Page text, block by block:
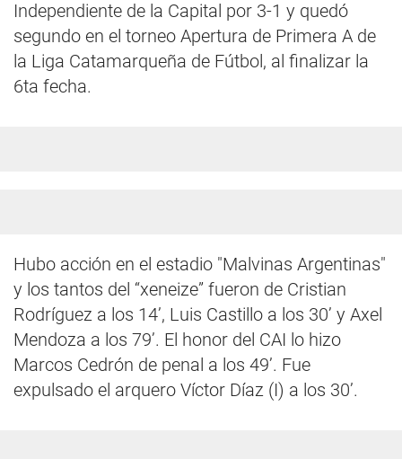
Independiente de la Capital por 3-1 y quedó
segundo en el torneo Apertura de Primera A de
la Liga Catamarqueña de Fútbol, al finalizar la
6ta fecha.
Hubo acción en el estadio "Malvinas Argentinas"
y los tantos del “xeneize” fueron de Cristian
Rodríguez a los 14’, Luis Castillo a los 30’ y Axel
Mendoza a los 79’. El honor del CAI lo hizo
Marcos Cedrón de penal a los 49’. Fue
expulsado el arquero Víctor Díaz (I) a los 30’.